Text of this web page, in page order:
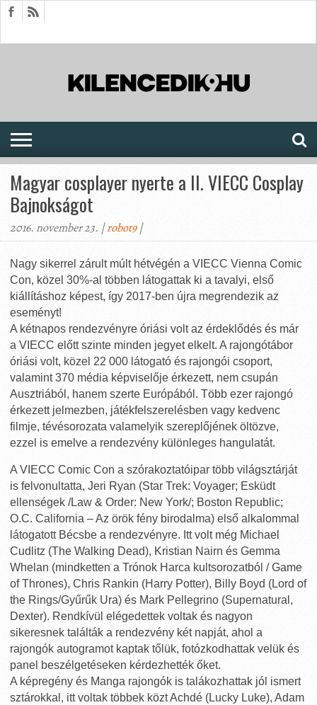
Magyar cosplayer nyerte a II. VIECC Cosplay
Bajnokságot
2016. november 23. |robot9|
Nagy sikerrel zárult múlt hétvégén a VIECC Vienna Comic
Con, közel 30%-al többen látogattak ki a tavalyi, első
kiállításhoz képest, így 2017-ben újra megrendezik az
eseményt!
A kétnapos rendezvényre óriási volt az érdeklődés és már
a VIECC előtt szinte minden jegyet elkelt. A rajongótábor
óriási volt, közel 22 000 látogató és rajongói csoport,
valamint 370 média képviselője érkezett, nem csupán
Ausztriából, hanem szerte Európából. Több ezer rajongó
érkezett jelmezben, játékfelszerelésben vagy kedvenc
filmje, tévésorozata valamelyik szereplőjének öltözve,
ezzel is emelve a rendezvény különleges hangulatát.
A VIECC Comic Con a szórakoztatóipar több világsztárját
is felvonultatta, Jeri Ryan (Star Trek: Voyager; Esküdt
ellenségek /Law & Order: New York/; Boston Republic;
O.C. California – Az örök fény birodalma) első alkalommal
látogatott Bécsbe a rendezvényre. Itt volt még Michael
Cudlitz (The Walking Dead), Kristian Nairn és Gemma
Whelan (mindketten a Trónok Harca kultsorozatból / Game
of Thrones), Chris Rankin (Harry Potter), Billy Boyd (Lord of
the Rings/Gyűrűk Ura) és Mark Pellegrino (Supernatural,
Dexter). Rendkívül elégedettek voltak és nagyon
sikeresnek találták a rendezvény két napját, ahol a
rajongók autogramot kaptak tőlük, fotózkodhattak velük és
panel beszélgetéseken kérdezhették őket.
A képregény és Manga rajongók is talákozhattak jól ismert
sztárokkal, itt voltak többek közt Achdé (Lucky Luke), Adam